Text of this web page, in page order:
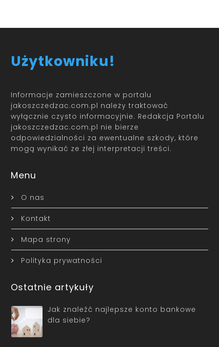
Użytkowniku!
Informacje zamieszczone w portalu
jakoszczedzac.com.pl należy traktować
wyłącznie czysto informacyjnie. Redakcja Portalu
jakoszczedzac.com.pl nie bierze
odpowiedzialności za ewentualne szkody, które
mogą wynikać ze złej interpretacji treści.
Menu
O nas
Kontakt
Mapa strony
Polityka prywatności
Ostatnie artykuły
Jak znaleźć najlepsze konto bankowe
dla siebie?